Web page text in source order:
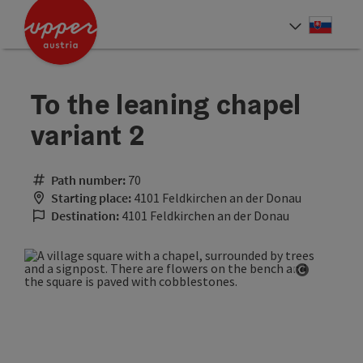
Accesskey
Accesskey
To the leaning chapel
variant 2
Path number: 70
Starting place: 4101 Feldkirchen an der Donau
Destination: 4101 Feldkirchen an der Donau